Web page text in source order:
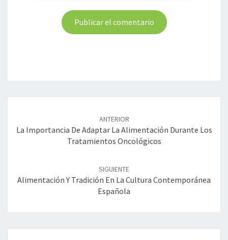
entradas
ANTERIOR
La Importancia De Adaptar La Alimentación Durante Los
Tratamientos Oncológicos
SIGUIENTE
Alimentación Y Tradición En La Cultura Contemporánea
Española